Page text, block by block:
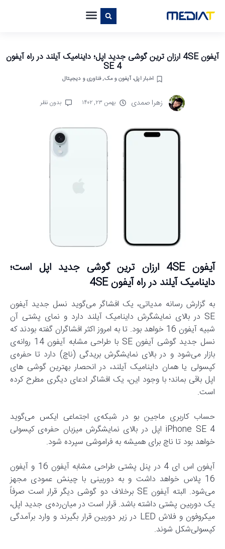
آیفون 4SE ارزان ترین گوشی جدید اپل؛ داینامیک آیلند در راه آیفون
SE 4
اخبار اپل، آیفون و مک,فناوری و دیجیتال
زهرا صمدی بهمن ۲۳, ۱۴۰۲ بدون نظر
آیفون 4SE
ارزان ترین گوشی جدید اپل است؛
داینامیک آیلند در راه آیفون 4SE
به گزارش رسانه مدیاتی، یک افشاگر می‌گوید نسل جدید آیفون
SE در بالای نمایشگرش داینامیک آیلند دارد و نمای پشتی آن
شبیه آیفون 16 خواهد بود. تا به امروز اکثر افشاگران گفته بودند که
نسل جدید گوشی آیفون SE با طراحی مشابه آیفون 14 روانه‌ی
بازار می‌شود و در بالای نمایشگرش بریدگی (ناچ) دارد تا حفره‌ی
کپسولی یا همان داینامیک آیلند، در انحصار بهترین گوشی های
اپل باقی بماند؛ با وجود این، یک افشاگر ادعای دیگری مطرح کرده
است.
حساب کاربری ماجین بو در شبکه‌ی اجتماعی ایکس می‌گوید
iPhone SE 4 اپل در بالای نمایشگرش میزبان حفره‌ی کپسولی
خواهد بود تا ناچ برای همیشه به فراموشی سپرده شود.
آیفون اس ای 4 در پنل پشتی طراحی مشابه آیفون 16 و آیفون
16 پلاس خواهد داشت و به دوربینی با چینش عمودی مجهز
می‌شود. البته آیفون SE برخلاف دو گوشی دیگر قرار است صرفاً
یک دوربین پشتی داشته باشد. قرار است در میان‌رده‌ی جدید اپل،
میکروفون و فلاش LED در زیر دوربین قرار بگیرند و وارد برآمدگی
کپسولی‌شکل شوند.